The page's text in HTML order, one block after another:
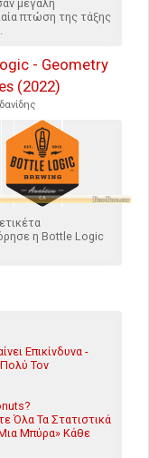
μεγάλη
πτώση της τάξης
- Geometry
(2022)
η Bottle Logic
Επικίνδυνα -
Τον
Όλα Τα Στατιστικά
Μπύρα» Κάθε